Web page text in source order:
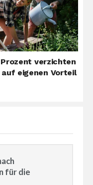
verzichten
eigenen Vorteil
für die